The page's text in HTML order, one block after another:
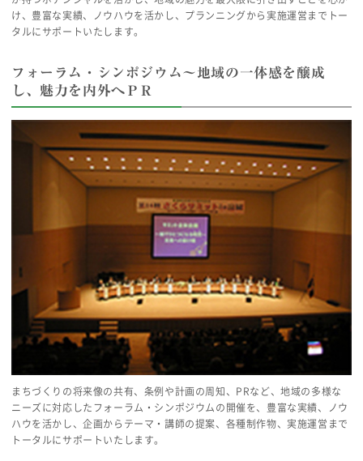
け、豊富な実績、ノウハウを活かし、プランニングから実施運営までトー
タルにサポートいたします。
フォーラム・シンポジウム～地域の一体感を醸成
し、魅力を内外へＰＲ
まちづくりの将来像の共有、条例や計画の周知、PRなど、地域の多様な
ニーズに対応したフォーラム・シンポジウムの開催を、豊富な実績、ノウ
ハウを活かし、企画からテーマ・講師の提案、各種制作物、実施運営まで
トータルにサポートいたします。